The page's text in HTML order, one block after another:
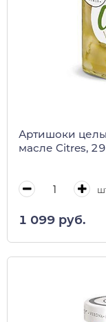
Артишоки
масле Citres,
1 099 руб.